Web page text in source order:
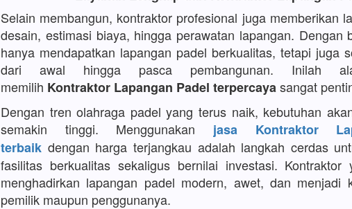
Selain membangun, kontraktor profesional juga memberikan
desain, estimasi biaya, hingga perawatan lapangan. Dengan
hanya mendapatkan lapangan padel berkualitas, tetapi juga
dari awal hingga pasca pembangunan. Inilah
memilih Kontraktor Lapangan Padel terpercayasangat
Dengan tren olahraga padel yang terus naik, kebutuhan
semakin tinggi. Menggunakan jasa Kontraktor
terbaik dengan harga terjangkau adalah langkah cerdas
fasilitas berkualitas sekaligus bernilai investasi. Kontraktor
menghadirkan lapangan padel modern, awet, dan menjadi
pemilik maupun penggunanya.